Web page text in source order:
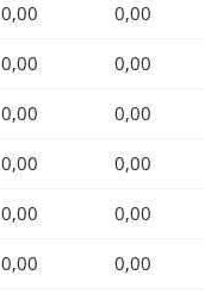
0,00 0,00
0,00 0,00
0,00 0,00
0,00 0,00
0,00 0,00
0,00 0,00